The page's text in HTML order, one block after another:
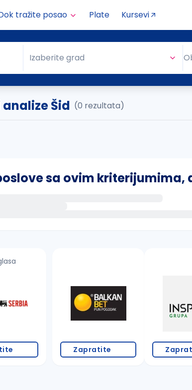
tražite posao Plate Kursevi
Grad
Izaberite grad
Šid (0 rezultata)
sa ovim kriterijumima,
č, ć, š, đ, ž, dž)
grad
Zapratite